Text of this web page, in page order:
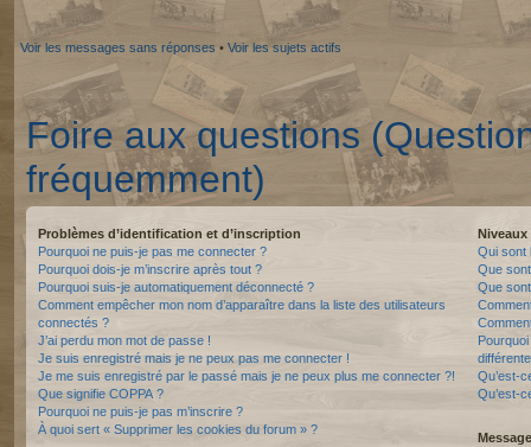
Voir les messages sans réponses • Voir les sujets actifs
Foire aux questions
fréquemment)
Problèmes d’identification et d’inscription
Pourquoi ne puis-je pas me connecter ?
Pourquoi dois-je m’inscrire après tout ?
Pourquoi suis-je automatiquement déconnecté ?
Comment empêcher mon nom d’apparaître dans la liste des utilisateurs
connectés ?
J’ai perdu mon mot de passe !
Je suis enregistré mais je ne peux pas me connecter !
Je me suis enregistré par le passé mais je ne peux plus me connecter ?!
Que signifie COPPA ?
Pourquoi ne puis-je pas m’inscrire ?
À quoi sert « Supprimer les cookies du forum » ?
Niveaux
Qui sont
Que
Que
Qu’est-
Qu’est-